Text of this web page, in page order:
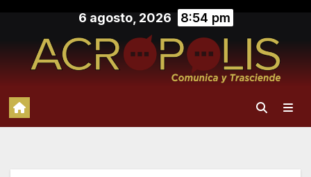
contenido
6 agosto, 2026 8:54 pm